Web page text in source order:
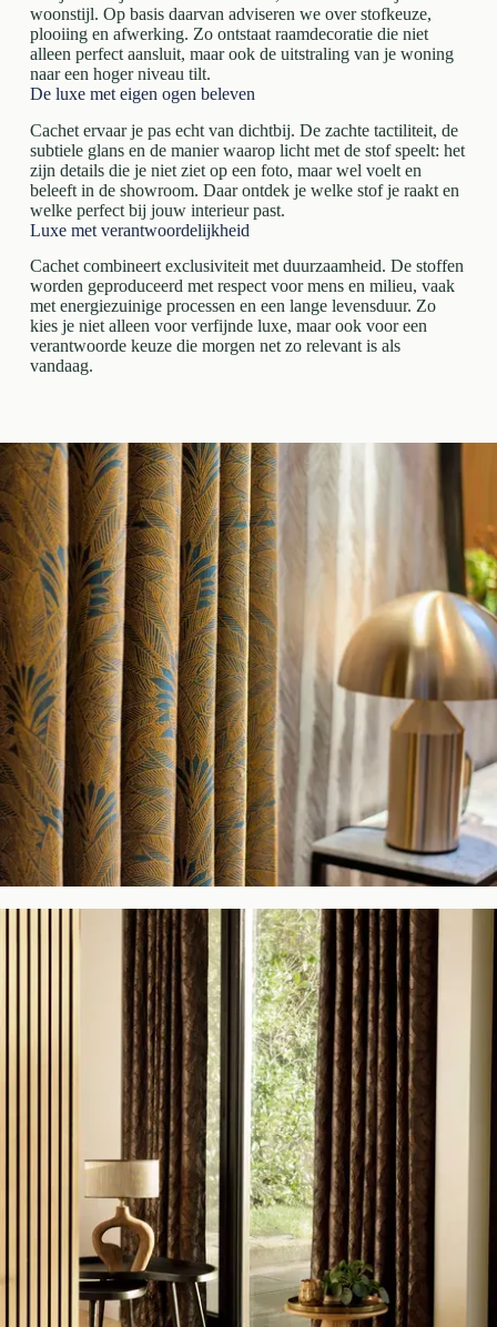
woonstijl. Op basis daarvan adviseren we over stofkeuze,
plooiing en afwerking. Zo ontstaat raamdecoratie die niet
alleen perfect aansluit, maar ook de uitstraling van je woning
naar een hoger niveau tilt.
De luxe met eigen ogen beleven
Cachet ervaar je pas echt van dichtbij. De zachte tactiliteit, de
subtiele glans en de manier waarop licht met de stof speelt: het
zijn details die je niet ziet op een foto, maar wel voelt en
beleeft in de showroom. Daar ontdek je welke stof je raakt en
welke perfect bij jouw interieur past.
Luxe met verantwoordelijkheid
Cachet combineert exclusiviteit met duurzaamheid. De stoffen
worden geproduceerd met respect voor mens en milieu, vaak
met energiezuinige processen en een lange levensduur. Zo
kies je niet alleen voor verfijnde luxe, maar ook voor een
verantwoorde keuze die morgen net zo relevant is als
vandaag.